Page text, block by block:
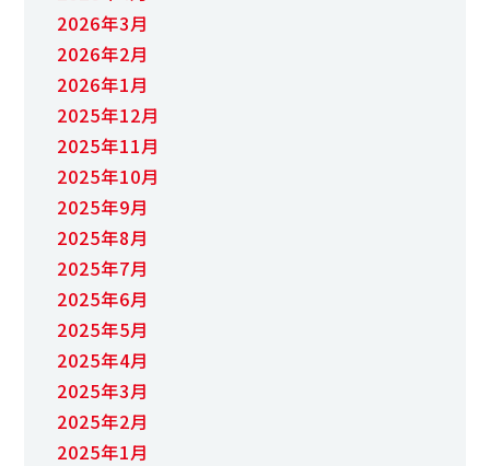
2026年3月
2026年2月
2026年1月
2025年12月
2025年11月
2025年10月
2025年9月
2025年8月
2025年7月
2025年6月
2025年5月
2025年4月
2025年3月
2025年2月
2025年1月